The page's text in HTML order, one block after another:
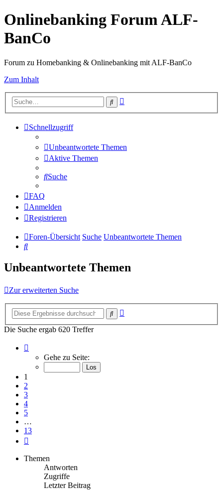
Onlinebanking Forum ALF-
BanCo
Forum zu Homebanking & Onlinebanking mit ALF-BanCo
Zum Inhalt
Suche
Schnellzugriff
Unbeantwortete Themen
Aktive Themen
Suche
FAQ
Anmelden
Registrieren
Foren-Übersicht Suche Unbeantwortete Themen
Suche
Unbeantwortete Themen
Zur erweiterten Suche
Suche
Die Suche ergab 620 Treffer
von
Gehe zu Seite:
1
2
3
4
5
…
13
Themen
Antworten
Zugriffe
Letzter Beitrag